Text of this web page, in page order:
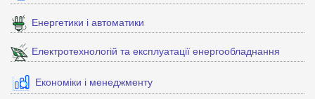
Енергетики і автоматики
Електротехнологій та експлуатації енергообладнання
Економіки і менеджменту